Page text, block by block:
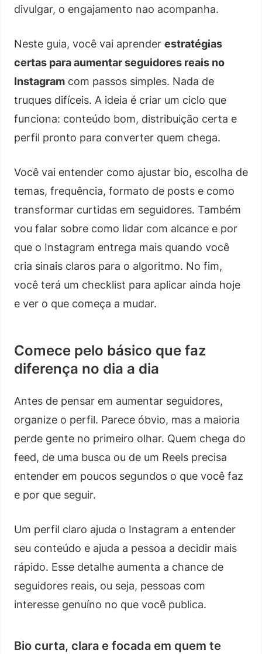
divulgar, o engajamento nao acompanha.
Neste guia, você vai aprender estratégias
certas para aumentar seguidores reais no
Instagram com passos simples. Nada de
truques difíceis. A ideia é criar um ciclo que
funciona: conteúdo bom, distribuição certa e
perfil pronto para converter quem chega.
Você vai entender como ajustar bio, escolha de
temas, frequência, formato de posts e como
transformar curtidas em seguidores. Também
vou falar sobre como lidar com alcance e por
que o Instagram entrega mais quando você
cria sinais claros para o algoritmo. No fim,
você terá um checklist para aplicar ainda hoje
e ver o que começa a mudar.
Comece pelo básico que faz
diferença no dia a dia
Antes de pensar em aumentar seguidores,
organize o perfil. Parece óbvio, mas a maioria
perde gente no primeiro olhar. Quem chega do
feed, de uma busca ou de um Reels precisa
entender em poucos segundos o que você faz
e por que seguir.
Um perfil claro ajuda o Instagram a entender
seu conteúdo e ajuda a pessoa a decidir mais
rápido. Esse detalhe aumenta a chance de
seguidores reais, ou seja, pessoas com
interesse genuíno no que você publica.
Bio curta, clara e focada em quem te